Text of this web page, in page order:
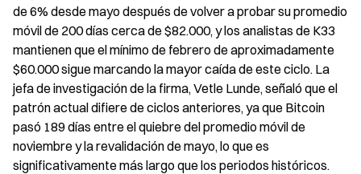
de 6% desde mayo después de volver a probar su promedio
móvil de 200 días cerca de $82.000, y los analistas de K33
mantienen que el mínimo de febrero de aproximadamente
$60.000 sigue marcando la mayor caída de este ciclo. La
jefa de investigación de la firma, Vetle Lunde, señaló que el
patrón actual difiere de ciclos anteriores, ya que Bitcoin
pasó 189 días entre el quiebre del promedio móvil de
noviembre y la revalidación de mayo, lo que es
significativamente más largo que los periodos históricos.